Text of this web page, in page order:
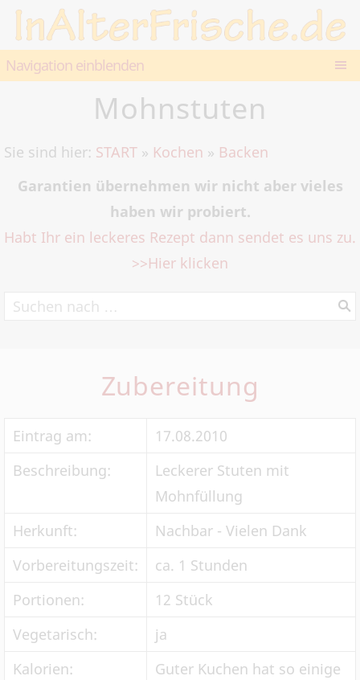
Navigation einblenden
Mohnstuten
Sie sind hier: START » Kochen » Backen
Garantien übernehmen wir nicht aber vieles
haben wir probiert.
Habt Ihr ein leckeres Rezept dann sendet es uns zu.
>>Hier klicken
Zubereitung
Eintrag am:
17.08.2010
Beschreibung:
Leckerer Stuten mit
Mohnfüllung
Herkunft:
Nachbar - Vielen Dank
Vorbereitungszeit:
ca. 1 Stunden
Portionen:
12 Stück
Vegetarisch:
ja
Kalorien:
Guter Kuchen hat so einige